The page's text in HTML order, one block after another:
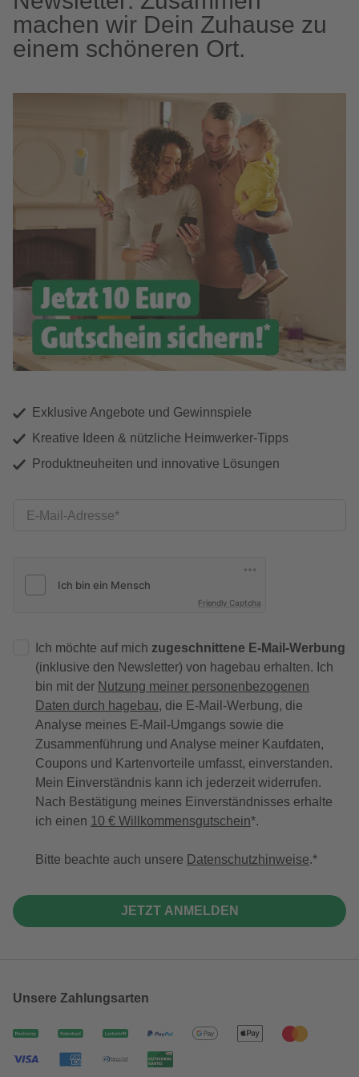
machen wir Dein Zuhause zu
einem schöneren Ort.
Exklusive Angebote und Gewinnspiele
Kreative Ideen & nützliche Heimwerker-Tipps
Produktneuheiten und innovative Lösungen
E-Mail-Adresse
Friendly Captcha
Ich möchte auf mich zugeschnittene E-Mail-Werbung
(inklusive den Newsletter) von hagebau erhalten. Ich
bin mit der Nutzung meiner personenbezogenen
Daten durch hagebau, die E-Mail-Werbung, die
Analyse meines E-Mail-Umgangs sowie die
Zusammenführung und Analyse meiner Kaufdaten,
Coupons und Kartenvorteile umfasst, einverstanden.
Mein Einverständnis kann ich jederzeit widerrufen.
Nach Bestätigung meines Einverständnisses erhalte
ich einen 10 € Willkommensgutschein*.
Bitte beachte auch unsere Datenschutzhinweise.
JETZT ANMELDEN
Unsere Zahlungsarten